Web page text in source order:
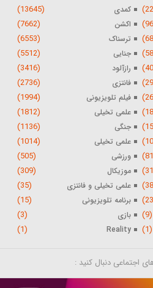
کمدی (13645)
اکشن (7662)
ترسناک (6553)
جنایی (5512)
رازآلود (3416)
فانتزی (2736)
فیلم تلویزیونی (1994)
علمی تخیلی (1812)
جنگی (1136)
علمی تخیلی (1014)
ورزشی (505)
موزیکال (309)
علمی تخیلی و فانتزی (35)
برنامه تلویزیونی (15)
(9) بازی (3)
(1)
Reality
(1)
اجتماعی دنبال کنید :